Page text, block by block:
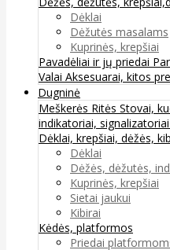
Dėklai
Dėžutės masalams
Kuprinės, krepšiai
Pavadėliai ir jų priedai
Valai Aksesuarai, kitos
Dugninė
Meškerės Ritės Stovai,
indikatoriai, signalizatoriai
Dėklai, krepšiai, dėžės,
Dėklai
Dėžės, dėžutės,
Kuprinės, krepšiai
Sietai jaukui
Kibirai
Kėdės, platformos
Priedai